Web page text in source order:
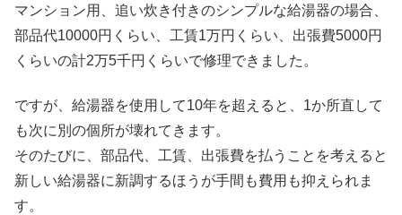
マンション用、追い炊き付きのシンプルな給湯器の場合、
部品代10000円くらい、工賃1万円くらい、出張費5000円
くらいの計2万5千円くらいで修理できました。
ですが、給湯器を使用して10年を超えると、1か所直して
も次に別の個所が壊れてきます。
そのたびに、部品代、工賃、出張費を払うことを考えると
新しい給湯器に新調するほうが手間も費用も抑えられま
す。